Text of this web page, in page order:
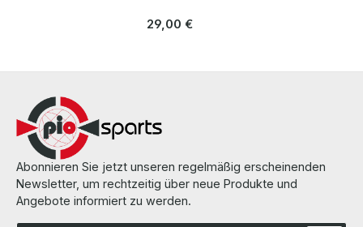
Lieferumfang 1 x FlexOptix P.8596.02 8.5-11.1G SFP+ Transceiver
Hardware wurde von uns überholt und getestet. More information
and details can be found on the pages of the manufacturer.
Weitere Informationen und Details finden Sie auf den Seiten des
Regulärer Preis:
29,00 €
Abonnieren Sie jetzt unseren regelmäßig erscheinenden
Newsletter, um rechtzeitig über neue Produkte und
Angebote informiert zu werden.